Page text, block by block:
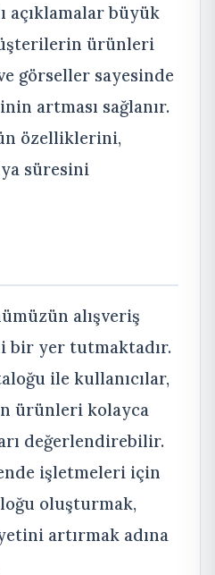
açıklamalar büyük
ürünleri
görseller sayesinde
artması sağlanır.
özelliklerini,
süresini
alışveriş
bir yer tutmaktadır.
ile kullanıcılar,
ürünleri kolayca
değerlendirebilir.
işletmeleri için
oluşturmak,
artırmak adına